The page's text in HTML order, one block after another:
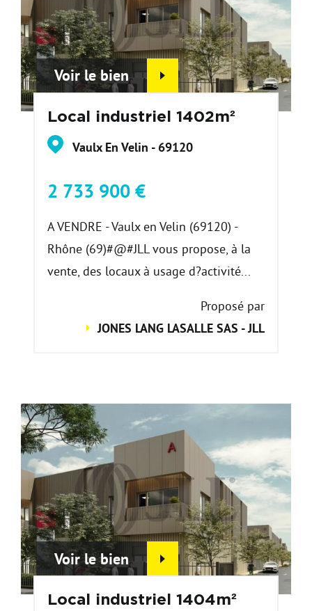
Voir le bien
Local industriel 1402m²
Vaulx En Velin - 69120
2 733 900 €
A VENDRE - Vaulx en Velin (69120) -
Rhône (69)#@#JLL vous propose, à la
vente, des locaux à usage d?activité...
Proposé par
JONES LANG LASALLE SAS - JLL
Voir le bien
Local industriel 1404m²